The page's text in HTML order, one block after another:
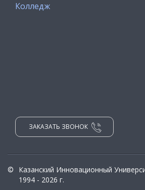
Колледж
ЗАКАЗАТЬ ЗВОНОК
©
Казанский Инновационный
1994 - 2026 г.